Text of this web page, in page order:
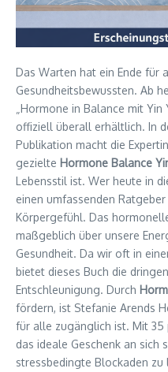
Das Warten hat ein Ende für
Gesundheitsbewussten. Ab
„Hormone in Balance mit
offiziell überall erhältlich. In
Publikation macht die
gezielte Hormone Balance
Lebensstil ist. Wer heute in
einen umfassenden
Körpergefühl. Das
maßgeblich über unsere
Gesundheit. Da wir oft in
bietet dieses Buch die
Entschleunigung. Durch
fördern, ist Stefanie Arends
für alle zugänglich ist. Mit 35
das ideale Geschenk an sich
stressbedingte Blockaden